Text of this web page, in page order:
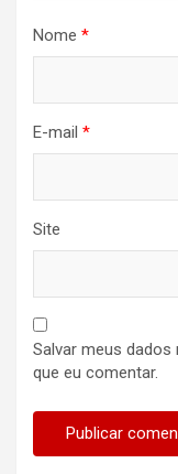
Nome *
E-mail *
Site
Salvar meus dados
que eu comentar.